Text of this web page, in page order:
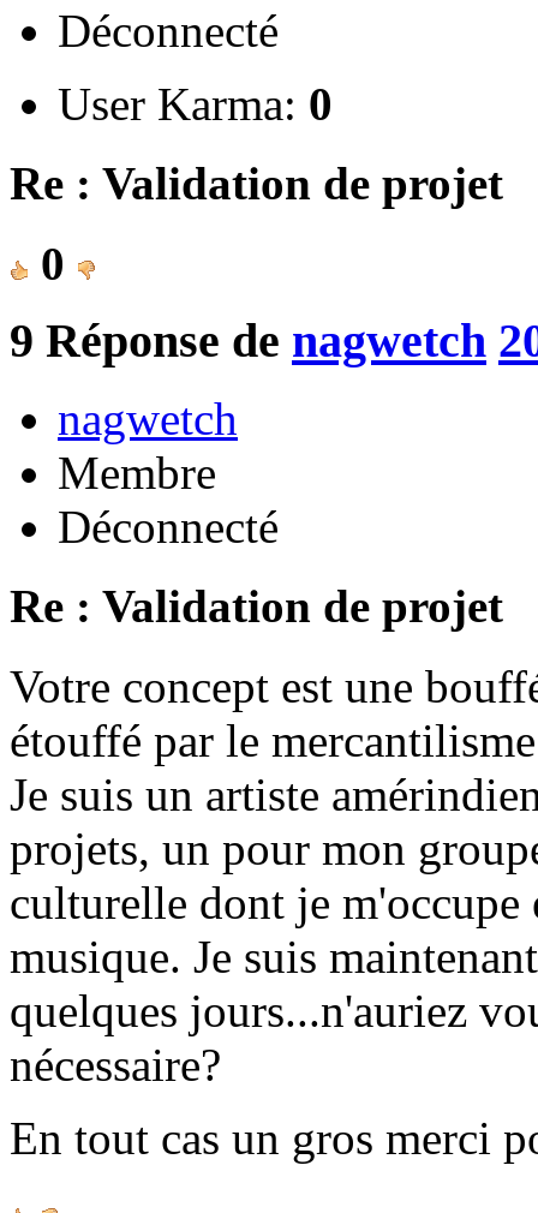
Déconnecté
User Karma: 0
Re : Validation de projet
0
9 Réponse de nagwetch
nagwetch
Membre
Déconnecté
Re : Validation de projet
Votre concept est une
étouffé par le
Je suis un artiste
projets, un pour mon
culturelle dont je
musique. Je suis
quelques jours...n'auriez
nécessaire?
En tout cas un gros merci